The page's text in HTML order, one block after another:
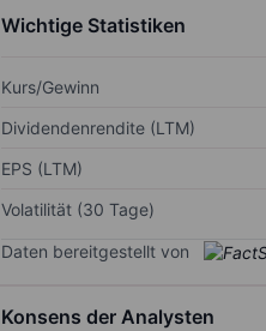
Wichtige Statistiken
Kurs/Gewinn
Dividendenrendite (LTM)
EPS (LTM)
Volatilität (30 Tage)
Daten bereitgestellt von
Konsens der Analysten